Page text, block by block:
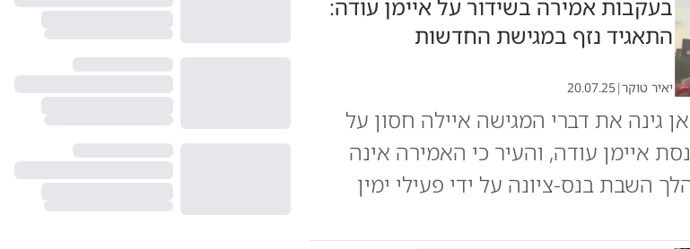
בעקבות אמירה בשידור על איימן עודה:
התאגיד נזף במגישת החדשות
יאיר טוקר|
20.07.25
גינה את דברי המגישה איילה חסון על
איימן עודה, והעיר כי האמירה אינה
השבת בנס-ציונה על ידי פעילי ימין